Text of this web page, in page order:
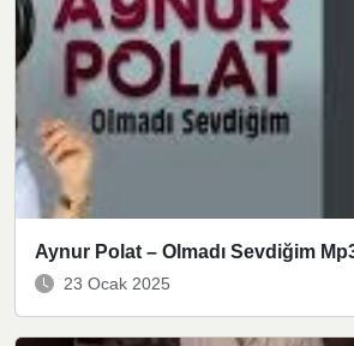
Aynur Polat – Olmadı Sevdiğim
23 Ocak 2025